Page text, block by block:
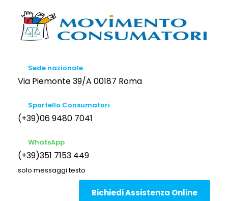
Sede nazionale
Via Piemonte 39/A 00187 Roma
Sportello Consumatori
(+39)06 9480 7041
WhatsApp
(+39)351 7153 449
solo messaggi testo
Richiedi Assistenza Online